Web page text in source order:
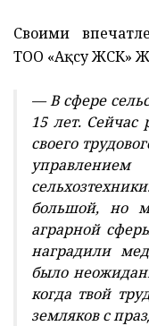
Своими
ТОО «Ақсу ЖСК»
— В сфере
15 лет. Сейчас
своего
большой, но
аграрной
наградили
было
когда твой
земляков с